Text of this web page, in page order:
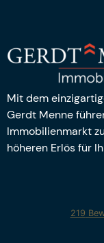
Mit dem
Gerdt Menne
Immobilienmarkt
höheren Erlös für
219